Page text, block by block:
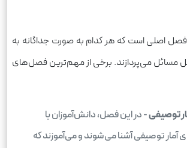
اصلی است که هر کدام به صورت جداگانه به
مسائل می‌پردازند. برخی از مهم‌ترین فصل‌های
توصیفی- در این فصل، دانش‌آموزان با
آمار توصیفی آشنا می‌شوند و می‌آموزند که